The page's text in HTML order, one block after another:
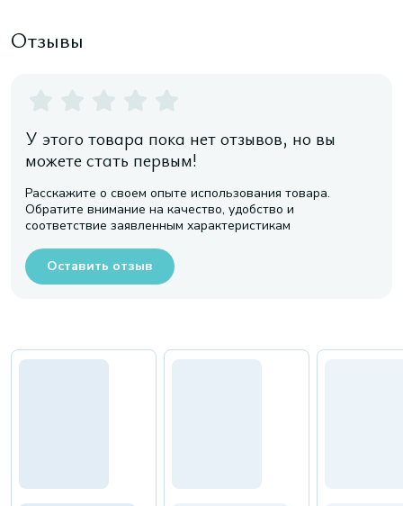
Отзывы
У этого товара пока нет отзывов, но вы
можете стать первым!
Расскажите о своем опыте использования товара.
Обратите внимание на качество, удобство и
соответствие заявленным характеристикам
Оставить отзыв